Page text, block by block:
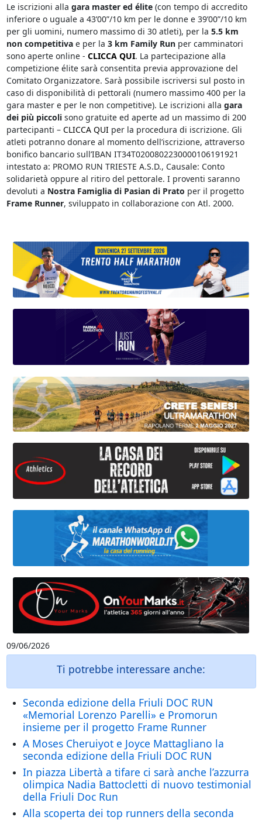
Le iscrizioni alla gara master ed élite(con tempo di accredito
inferiore o uguale a 43’00”/10 km per le donne e 39’00”/10 km
per gli uomini, numero massimo di 30 atleti), per la 5.5 km
non competitivae per la 3 km Family Run per camminatori
sono aperte online - CLICCA QUI. La partecipazione alla
competizione élite sarà consentita previa approvazione del
Comitato Organizzatore. Sarà possibile iscriversi sul posto in
caso di disponibilità di pettorali (numero massimo 400 per la
gara master e per le non competitive). Le iscrizioni alla gara
dei più piccolisono gratuite ed aperte ad un massimo di 200
partecipanti – CLICCA QUIper la procedura di iscrizione. Gli
atleti potranno donare al momento dell’iscrizione, attraverso
bonifico bancario sull’IBAN IT34T0200802230000106191921
intestato a: PROMO RUN TRIESTE A.S.D., Causale: Conto
solidarietà oppure al ritiro del pettorale. I proventi saranno
devoluti a Nostra Famiglia di Pasian di Prato per il progetto
Frame Runner, sviluppato in collaborazione con Atl. 2000.
09/06/2026
Ti potrebbe interessare anche:
Seconda edizione della Friuli DOC RUN
«Memorial Lorenzo Parelli» e Promorun
insieme per il progetto Frame Runner
A Moses Cheruiyot e Joyce Mattagliano la
seconda edizione della Friuli DOC RUN
In piazza Libertà a tifare ci sarà anche l’azzurra
olimpica Nadia Battocletti di nuovo testimonial
della Friuli Doc Run
Alla scoperta dei top runners della seconda